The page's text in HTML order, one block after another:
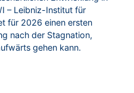
– Leibniz-Institut für
für 2026 einen ersten
nach der Stagnation,
gehen kann.